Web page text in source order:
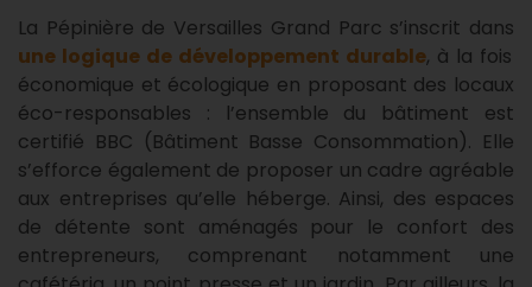
La Pépinière de Versailles Grand Parc s’inscrit dans
une logique de développement durable, à la fois
économique et écologique en proposant des locaux
éco-responsables : l’ensemble du bâtiment est
certifié BBC (Bâtiment Basse Consommation). Elle
s’efforce également de proposer un cadre agréable
aux entreprises qu’elle héberge. Ainsi, des espaces
de détente sont aménagés pour le confort des
entrepreneurs, comprenant notamment une